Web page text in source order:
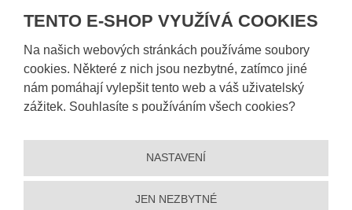
TENTO E-SHOP VYUŽÍVÁ COOKIES
Na našich webových stránkách používáme soubory
cookies. Některé z nich jsou nezbytné, zatímco jiné
nám pomáhají vylepšit tento web a váš uživatelský
zážitek. Souhlasíte s používáním všech cookies?
NASTAVENÍ
JEN NEZBYTNÉ
Prohlášení o přístupnosti |Ochrana osobních údajů |Mapa stránek ||